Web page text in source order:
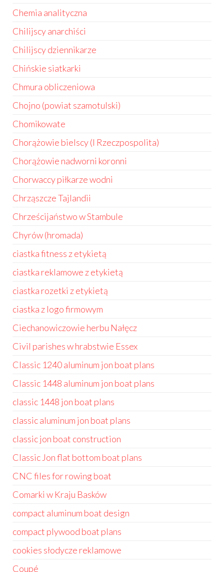
Chemia analityczna
Chilijscy anarchiści
Chilijscy dziennikarze
Chińskie siatkarki
Chmura obliczeniowa
Chojno (powiat szamotulski)
Chomikowate
Chorążowie bielscy (I Rzeczpospolita)
Chorążowie nadworni koronni
Chorwaccy piłkarze wodni
Chrząszcze Tajlandii
Chrześcijaństwo w Stambule
Chyrów (hromada)
ciastka fitness z etykietą
ciastka reklamowe z etykietą
ciastka rozetki z etykietą
ciastka z logo firmowym
Ciechanowiczowie herbu Nałęcz
Civil parishes w hrabstwie Essex
Classic 1240 aluminum jon boat plans
Classic 1448 aluminum jon boat plans
classic 1448 jon boat plans
classic aluminum jon boat plans
classic jon boat construction
Classic Jon flat bottom boat plans
CNC files for rowing boat
Comarki w Kraju Basków
compact aluminum boat design
compact plywood boat plans
cookies słodycze reklamowe
Coupé